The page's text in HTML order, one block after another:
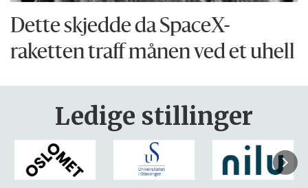
Dette skjedde da SpaceX-
raketten traff månen ved et uhell
Ledige stillinger